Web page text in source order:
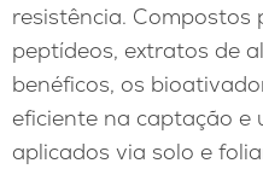
resistência. Compostos
peptídeos, extratos de
benéficos, os
eficiente na captação e
aplicados via solo e